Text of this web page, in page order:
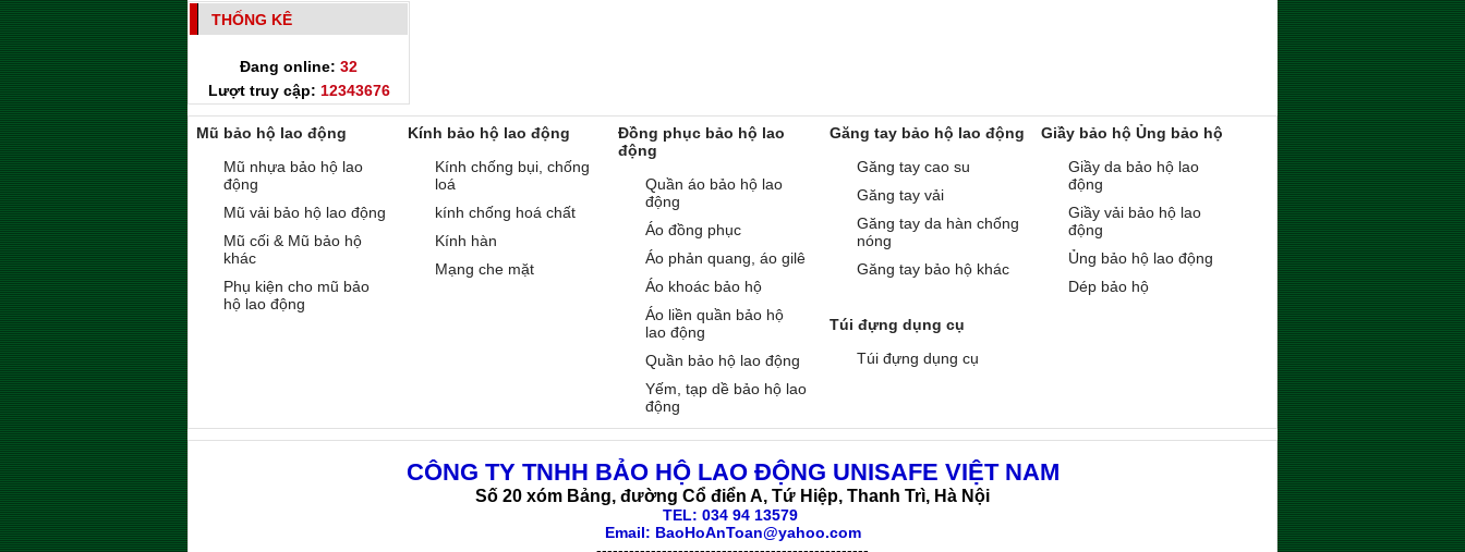
THỐNG KÊ
Đang online: 32
Lượt truy cập: 12343676
Mũ bảo hộ lao động
Mũ nhựa bảo hộ lao
động
Mũ vải bảo hộ lao động
Mũ cối & Mũ bảo hộ
khác
Phụ kiện cho mũ bảo
hộ lao động
Kính bảo hộ lao động
Kính chống bụi, chống
loá
kính chống hoá chất
Kính hàn
Mạng che mặt
Đồng phục bảo hộ lao
động
Quần áo bảo hộ lao
động
Áo đồng phục
Áo phản quang, áo gilê
Áo khoác bảo hộ
Áo liền quần bảo hộ
lao động
Quần bảo hộ lao động
Yếm, tạp dề bảo hộ lao
động
Găng tay bảo hộ lao động
Găng tay cao su
Găng tay vải
Găng tay da hàn chống
nóng
Găng tay bảo hộ khác
Giầy bảo hộ Ủng bảo hộ
Giầy da bảo hộ lao
động
Giầy vải bảo hộ lao
động
Ủng bảo hộ lao động
Dép bảo hộ
Túi đựng dụng cụ
Túi đựng dụng cụ
CÔNG TY TNHH BẢO HỘ LAO ĐỘNG UNISAFE VIỆT NAM
Số 20 xóm Bảng, đường Cổ điển A, Tứ Hiệp, Thanh Trì, Hà Nội
TEL: 034 94 13579
Email: BaoHoAnToan@yahoo.com